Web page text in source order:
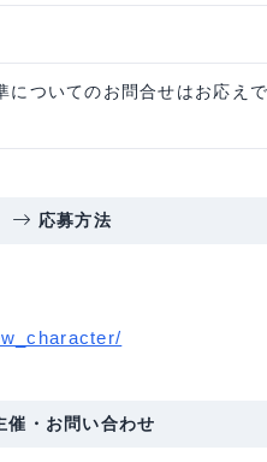
についてのお問合せはお応え
応募方法
催・お問い合わせ